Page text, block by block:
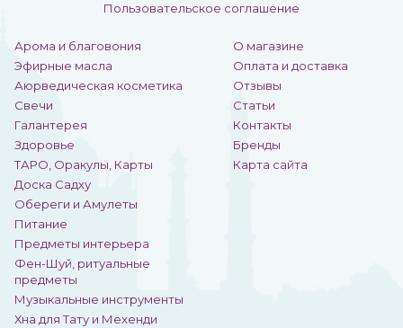
Арома и благовония
Эфирные масла
Аюрведическая косметика
Свечи
Галантерея
Здоровье
ТАРО, Оракулы, Карты
Доска Садху
Обереги и Амулеты
Питание
Предметы интерьера
Фен-Шуй, ритуальные
предметы
Музыкальные инструменты
Хна для Тату и Мехенди
О магазине
Оплата и доставка
Отзывы
Статьи
Контакты
Бренды
Карта сайта
Пользовательское соглашение